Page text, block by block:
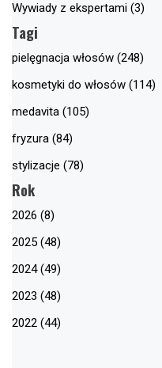
Wywiady z ekspertami (3)
Tagi
pielęgnacja włosów (248)
kosmetyki do włosów (114)
medavita (105)
fryzura (84)
stylizacje (78)
Rok
2026 (8)
2025 (48)
2024 (49)
2023 (48)
2022 (44)